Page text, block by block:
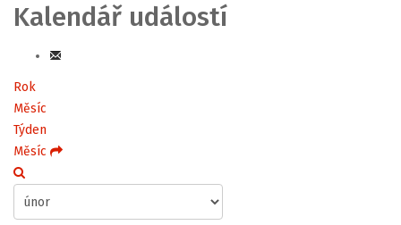
Kalendář událostí
Rok
Měsíc
Týden
Měsíc